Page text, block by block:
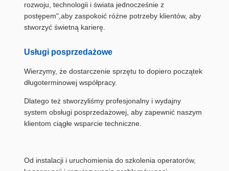
rozwoju, technologii i świata jednocześnie z
postępem",aby zaspokoić różne potrzeby klientów, aby
stworzyć świetną karierę.
Usługi posprzedażowe
Wierzymy, że dostarczenie sprzętu to dopiero początek
długoterminowej współpracy.
Dlatego też stworzyliśmy profesjonalny i wydajny
system obsługi posprzedażowej, aby zapewnić naszym
klientom ciągłe wsparcie techniczne.
Od instalacji i uruchomienia do szkolenia operatorów,